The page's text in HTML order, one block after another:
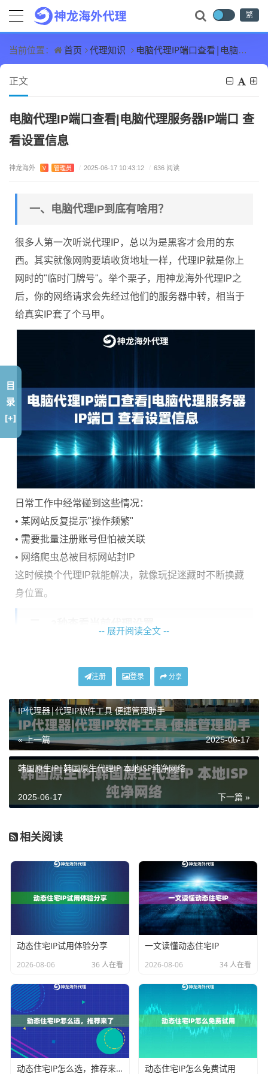
繁
当前位置： 首页 代理知识 电脑代理IP端口查看|电脑代理服务器IP端口 查看设置信息
正文
电脑代理IP端口查看|电脑代理服务器IP端口 查
看设置信息
神龙海外 V 管理员 / 2025-06-17 10:43:12 / 636 阅读
一、电脑代理IP到底有啥用？
很多人第一次听说代理IP，总以为是黑客才会用的东
西。其实就像网购要填收货地址一样，代理IP就是你上
网时的"临时门牌号"。举个栗子，用神龙海外代理IP之
后，你的网络请求会先经过他们的服务器中转，相当于
给真实IP套了个马甲。
日常工作中经常碰到这些情况：
• 某网站反复提示"操作频繁"
• 需要批量注册账号但怕被关联
• 网络爬虫总被目标网站封IP
这时候换个代理IP就能解决，就像玩捉迷藏时不断换藏
身位置。
二、3秒查看当前代理设置
control.exe /name Microsoft.Network
2. 点左上角"更改适配器设置"
3. 对着正在用的网络点右键-状态-详细信息
4. 看"IPv4默认网关"就是当前代理地址
Mac系统：
1. 苹果菜单-系统偏好-网络
2. 选中当前网络后点"高级"
以神龙海外代理IP为例：
1. 获取专属代理信息（IP地址+端口号）
2. Windows在Internet选项-连接-局域网设置里填
3. Mac在WiFi高级设置里选手动代理
4. 测试连接是否成功（后文有检测方法）
避坑指南：
• 端口号别输成手机号！常见的有00、3等
• 注意http和https协议要分开设置
• 用完记得关闭代理，否则会影响正常上网
四、检测代理是否生效
-- 展开阅读全文 --
注册 登录 分享
IP代理器|代理IP软件工具 便捷管理助手
« 上一篇 2025-06-17
韩国原生IP|韩国原生代理IP 本地ISP纯净网络
下一篇 »
2025-06-17
相关阅读
动态住宅IP试用体验分享
2026-08-06 36 人在看
一文读懂动态住宅IP
2026-08-06 34 人在看
动态住宅IP怎么选，推荐来了 动态住宅IP怎么免费试用
目
录
[+]